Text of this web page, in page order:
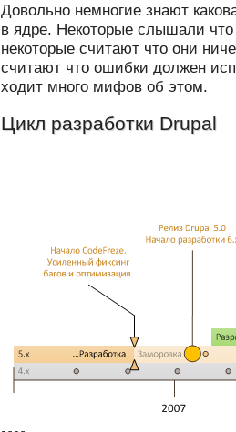
Довольно немногие знают
в ядре. Некоторые слышали что
некоторые считают что они
считают что ошибки должен
ходит много мифов об этом.
Цикл разработки Drupal